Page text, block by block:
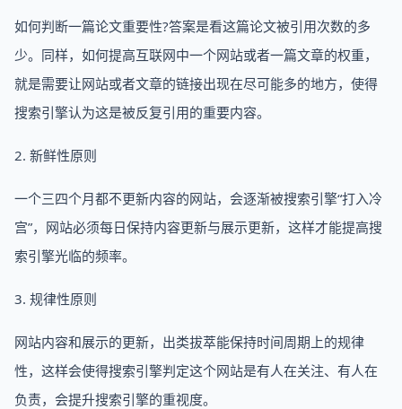
如何判断一篇论文重要性?答案是看这篇论文被引用次数的多
少。同样，如何提高互联网中一个网站或者一篇文章的权重，
就是需要让网站或者文章的链接出现在尽可能多的地方，使得
搜索引擎认为这是被反复引用的重要内容。
2. 新鲜性原则
一个三四个月都不更新内容的网站，会逐渐被搜索引擎“打入冷
宫”，网站必须每日保持内容更新与展示更新，这样才能提高搜
索引擎光临的频率。
3. 规律性原则
网站内容和展示的更新，出类拔萃能保持时间周期上的规律
性，这样会使得搜索引擎判定这个网站是有人在关注、有人在
负责，会提升搜索引擎的重视度。